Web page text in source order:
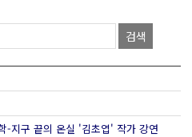
검색
-지구 끝의 온실 '김초엽' 작가 강연